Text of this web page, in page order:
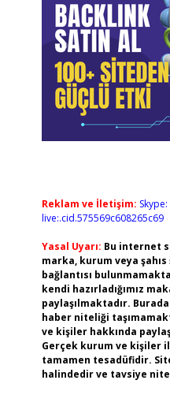
Reklam ve İletişim: Skype:
live:.cid.575569c608265c69
Yasal Uyarı: Bu internet
marka, kurum veya
bağlantısı
kendi hazırladığımız
paylaşılmaktadır.
haber niteliği
ve kişiler hakkında
Gerçek kurum ve kişiler
tamamen tesadüfidir.
halindedir ve tavsiye